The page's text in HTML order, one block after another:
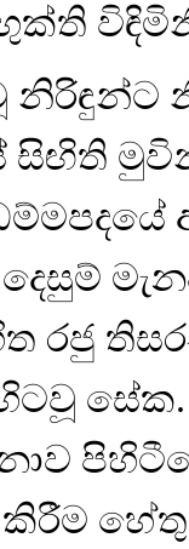
නිරිඳුන්ට
සිඟිති
රජු
සේක.